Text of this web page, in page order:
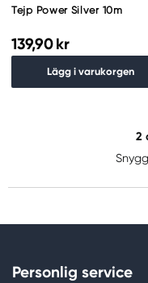
Tejp Power Silver 10m
139,90 kr
Lägg i varukorgen
2
Personlig service